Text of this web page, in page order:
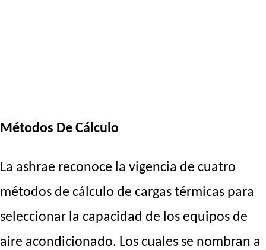
Métodos De Cálculo
La ashrae reconoce la vigencia de cuatro
métodos de cálculo de cargas térmicas para
seleccionar la capacidad de los equipos de
aire acondicionado. Los cuales se nombran a